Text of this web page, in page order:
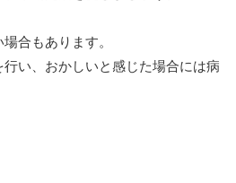
合もあります。
い、おかしいと感じた場合には病